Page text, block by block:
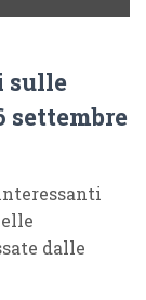
sulle
settembre
dalle